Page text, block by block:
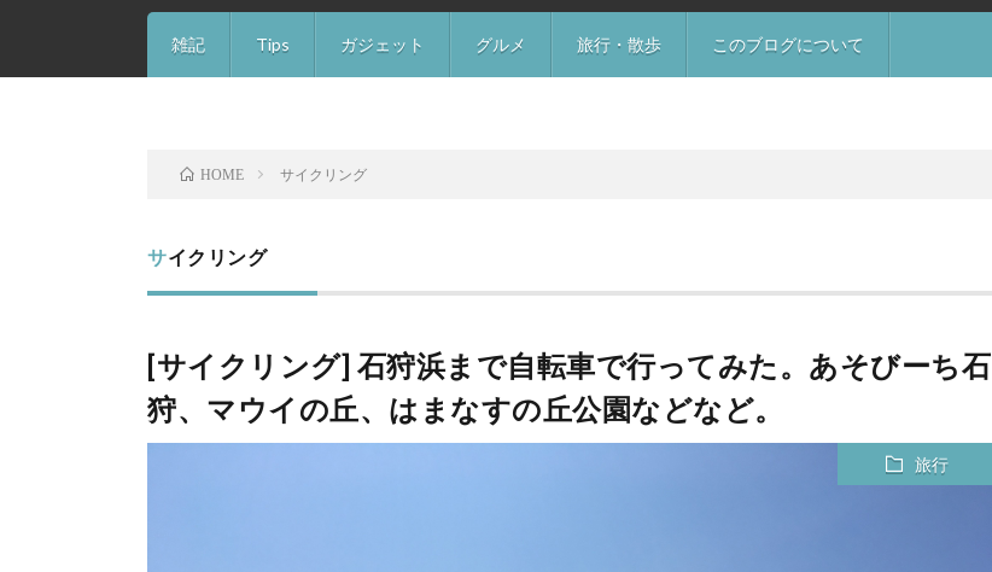
雑記 Tips ガジェット グルメ 旅行・散歩 このブログについて
HOME サイクリング
サイクリング
[サイクリング] 石狩浜まで自転車で行ってみた。あそびーち石
狩、マウイの丘、はまなすの丘公園などなど。
旅行